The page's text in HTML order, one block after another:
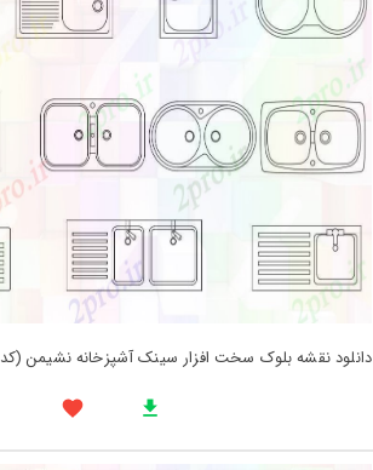
دانلود نقشه بلوک سخت افزار سینک آشپزخانه نشیمن (کد48562)